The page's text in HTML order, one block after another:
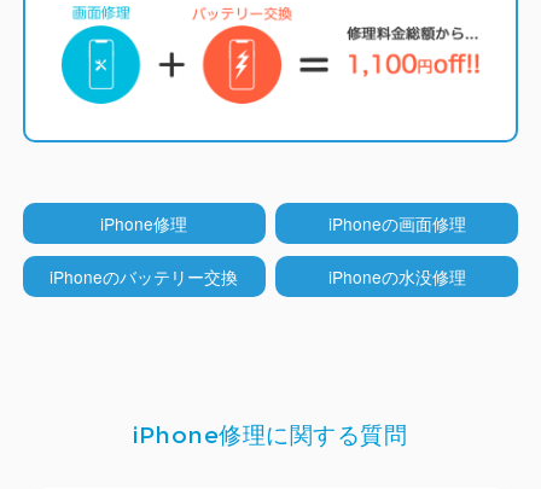
LCD（液晶）モデル
（iPhone 5~8系/SE系/XR/11）
プレイを採用しています。
他店ではコストを下げる
ためにオンセル型のLCDが多く使われていますが分
厚くなりタッチ操作性も劣ります。
iCrackedのディスプレイはTrueTone機能（周囲の
iPhone修理 iPhoneの画面修理
iPhoneのバッテリー交換 iPhoneの水没修理
iPhone修理に関する質問